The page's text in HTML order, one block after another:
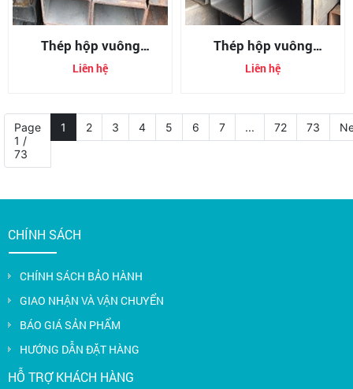
Thép hộp vuông
350x350x12mm
(350x350x12ly)
Liên hệ
Thép hộp vuông
350x350x6mm
(350x350x6ly)
Liên hệ
Page
1 /
73
1 2 3 4 5 6 7 ... 72 73
CHÍNH SÁCH
CHÍNH SÁCH BẢO HÀNH
GIAO NHẬN VÀ VẬN CHUYỂN
BÁO GIÁ SẢN PHẨM
HƯỚNG DẪN ĐẶT HÀNG
HỖ TRỢ KHÁCH HÀNG